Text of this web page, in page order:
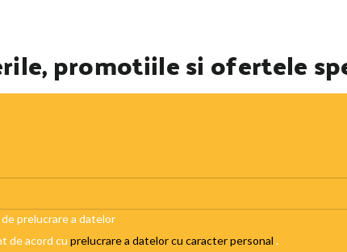
promotiile si ofertele
prelucrare a datelor
de acord cu prelucrare a datelor cu caracter personal .